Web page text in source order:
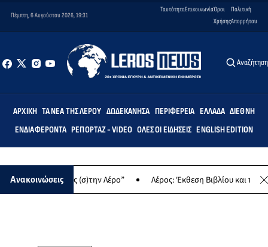
Πέμπτη, 6 Αυγούστου 2026, 19:31
ΤαυτότηταΕπικοινωνίαΌροι
Χρήσης
Πολιτική
Απορρήτου
Αναζήτηση
ΑΡΧΙΚΉ ΤΑ ΝΈΑ ΤΗΣ ΛΈΡΟΥ ΔΩΔΕΚΆΝΗΣΑ ΠΕΡΙΦΈΡΕΙΑ ΕΛΛΆΔΑ ΔΙΕΘΝΉ
ΕΝΔΙΑΦΈΡΟΝΤΑ ΡΕΠΟΡΤΆΖ - VIDEO ΌΛΕΣ ΟΙ ΕΙΔΉΣΕΙΣ ENGLISH EDITION
Ανακοινώσεις(σ)την Λέρο” Λέρος: Έκθεση Βιβλίου και